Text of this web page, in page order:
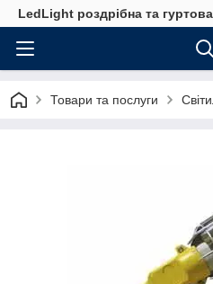
LedLight роздрiбна та
Товари та послуги